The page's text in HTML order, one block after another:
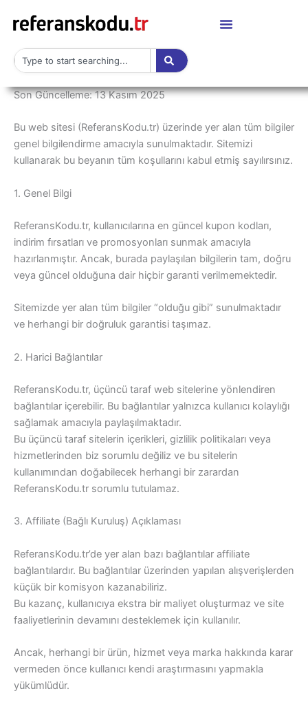
Search
Son Güncelleme: 13 Kasım 2025
Bu web sitesi (ReferansKodu.tr) üzerinde yer alan tüm bilgiler
genel bilgilendirme amacıyla sunulmaktadır. Sitemizi
kullanarak bu beyanın tüm koşullarını kabul etmiş sayılırsınız.
1. Genel Bilgi
ReferansKodu.tr, kullanıcılarına en güncel kupon kodları,
indirim fırsatları ve promosyonları sunmak amacıyla
hazırlanmıştır. Ancak, burada paylaşılan bilgilerin tam, doğru
veya güncel olduğuna dair hiçbir garanti verilmemektedir.
Sitemizde yer alan tüm bilgiler “olduğu gibi” sunulmaktadır
ve herhangi bir doğruluk garantisi taşımaz.
2. Harici Bağlantılar
ReferansKodu.tr, üçüncü taraf web sitelerine yönlendiren
bağlantılar içerebilir. Bu bağlantılar yalnızca kullanıcı kolaylığı
sağlamak amacıyla paylaşılmaktadır.
Bu üçüncü taraf sitelerin içerikleri, gizlilik politikaları veya
hizmetlerinden biz sorumlu değiliz ve bu sitelerin
kullanımından doğabilecek herhangi bir zarardan
ReferansKodu.tr sorumlu tutulamaz.
3. Affiliate (Bağlı Kuruluş) Açıklaması
ReferansKodu.tr’de yer alan bazı bağlantılar affiliate
bağlantılardır. Bu bağlantılar üzerinden yapılan alışverişlerden
küçük bir komisyon kazanabiliriz.
Bu kazanç, kullanıcıya ekstra bir maliyet oluşturmaz ve site
faaliyetlerinin devamını desteklemek için kullanılır.
Ancak, herhangi bir ürün, hizmet veya marka hakkında karar
vermeden önce kullanıcı kendi araştırmasını yapmakla
yükümlüdür.